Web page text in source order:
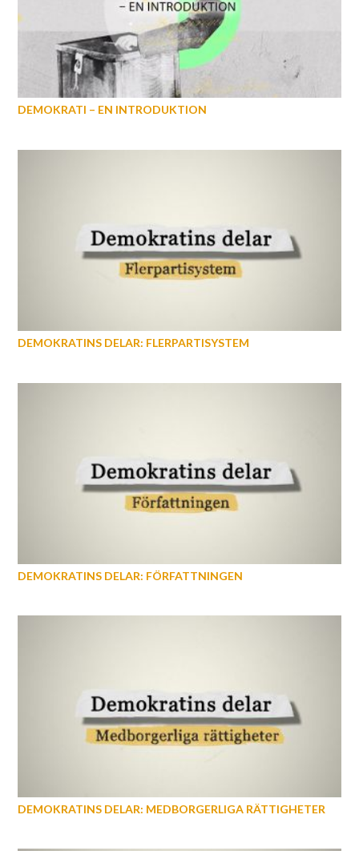
DEMOKRATI – EN INTRODUKTION
DEMOKRATINS DELAR: FLERPARTISYSTEM
DEMOKRATINS DELAR: FÖRFATTNINGEN
DEMOKRATINS DELAR: MEDBORGERLIGA RÄTTIGHETER